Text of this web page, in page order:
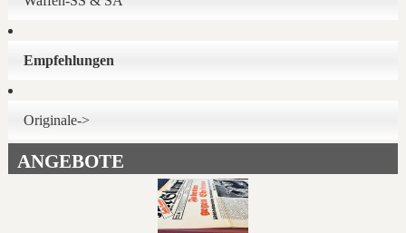
Empfehlungen
Originale->
ANGEBOTE